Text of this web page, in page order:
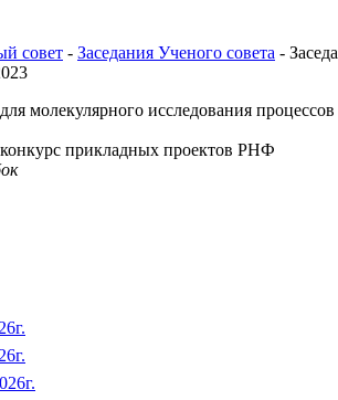
совет - Заседания Ученого совета -
молекулярного исследования
прикладных проектов РНФ